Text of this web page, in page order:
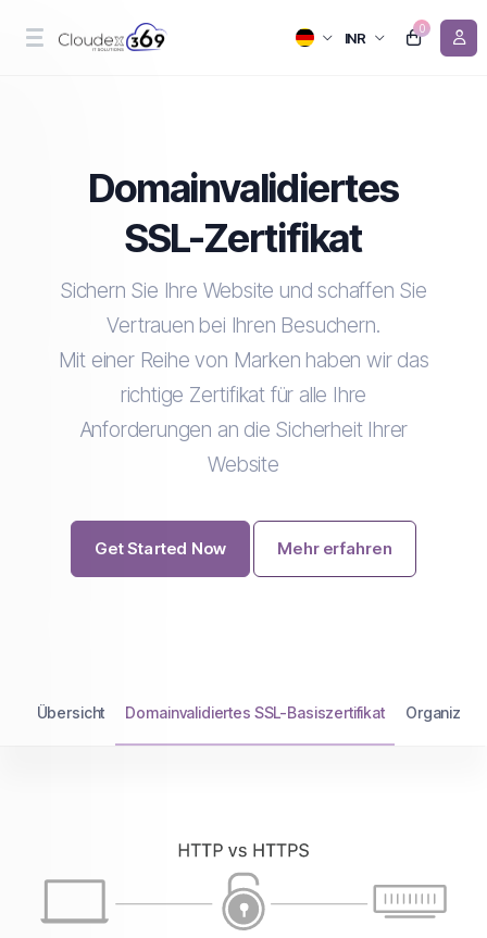
INR
0
Domainvalidiertes
SSL-Zertifikat
Sichern Sie Ihre Website und schaffen Sie
Vertrauen bei Ihren Besuchern.
Mit einer Reihe von Marken haben wir das
richtige Zertifikat für alle Ihre
Anforderungen an die Sicherheit Ihrer
Website
Get Started Now Mehr erfahren
Übersicht Domainvalidiertes SSL-Basiszertifikat